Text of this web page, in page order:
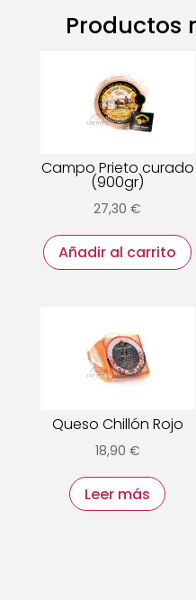
Productos
Campo Prieto curado
(900gr)
27,30€
Añadir al carrito
Queso Chillón Rojo
18,90 €
Leer más